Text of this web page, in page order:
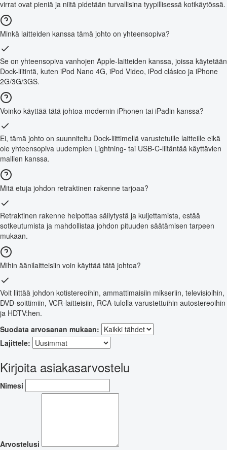
virrat ovat pieniä ja niitä pidetään turvallisina tyypillisessä kotikäytössä.
Minkä laitteiden kanssa tämä johto on yhteensopiva?
Se on yhteensopiva vanhojen Apple-laitteiden kanssa, joissa käytetään
Dock-liitintä, kuten iPod Nano 4G, iPod Video, iPod clásico ja iPhone
2G/3G/3GS.
Voinko käyttää tätä johtoa modernin iPhonen tai iPadin kanssa?
Ei, tämä johto on suunniteltu Dock-liittimellä varustetuille laitteille eikä
ole yhteensopiva uudempien Lightning- tai USB-C-liitäntää käyttävien
mallien kanssa.
Mitä etuja johdon retraktinen rakenne tarjoaa?
Retraktinen rakenne helpottaa säilytystä ja kuljettamista, estää
sotkeutumista ja mahdollistaa johdon pituuden säätämisen tarpeen
mukaan.
Mihin äänilaitteisiin voin käyttää tätä johtoa?
Voit liittää johdon kotistereoihin, ammattimaisiin mikseriin, televisioihin,
DVD-soittimiin, VCR-laitteisiin, RCA-tulolla varustettuihin autostereoihin
ja HDTV:hen.
Suodata arvosanan mukaan:
Lajittele:
Kirjoita asiakasarvostelu
Nimesi
Arvostelusi